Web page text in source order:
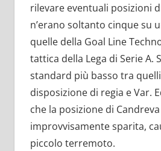
rilevare eventuali posizioni
n’erano soltanto cinque su
quelle della Goal Line
tattica della Lega di Serie A.
standard più basso tra
disposizione di regia e Var.
che la posizione di
improvvisamente sparita,
piccolo terremoto.